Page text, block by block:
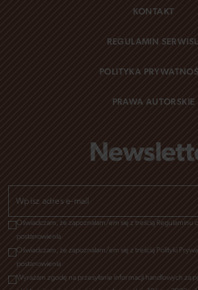
KONTAKT
REGULAMIN
POLITYKA
PRAWA AUTORSKIE
Oświadczam, że zapoznałam/em się z treścią Regulaminu
postanowienia
Oświadczam, że zapoznałam/em się z treścią Polityki
postanowienia
Wyrażam zgodę na przesyłanie informacji handlowych za